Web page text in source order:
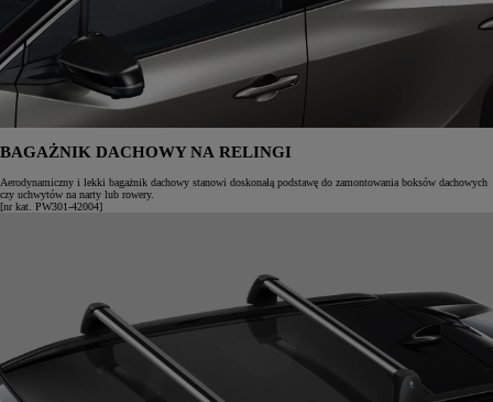
BAGAŻNIK DACHOWY NA RELINGI
Aerodynamiczny i lekki bagażnik dachowy stanowi doskonałą podstawę do zamontowania boksów dachowych
czy uchwytów na narty lub rowery.
[nr kat. PW301-42004]